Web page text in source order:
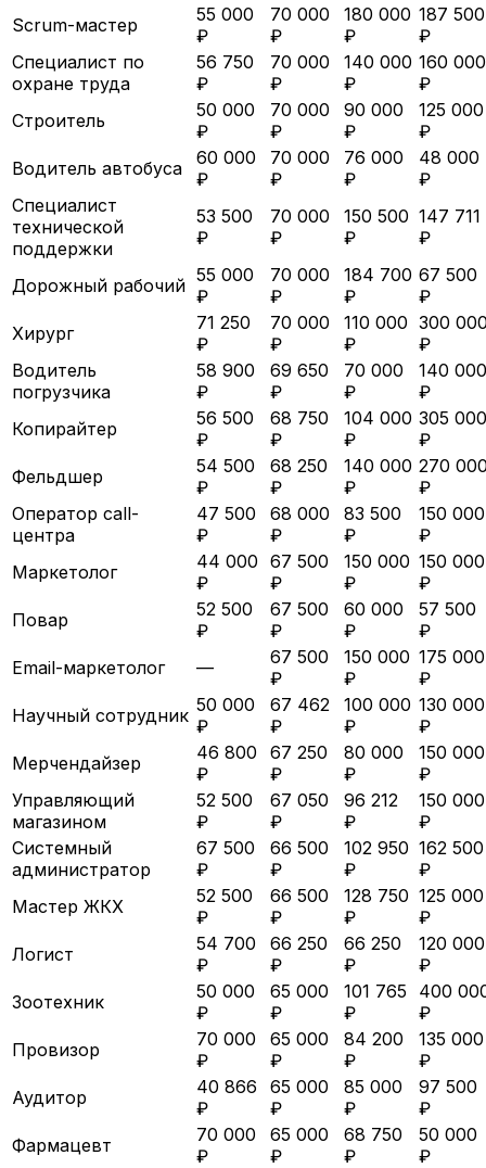
Scrum-мастер
55 000
₽
70 000
₽
180 000
₽
187 500
₽
Специалист по
охране труда
56 750
₽
70 000
₽
140 000
₽
160 000
₽
Строитель
50 000
₽
70 000
₽
90 000
₽
125 000
₽
Водитель автобуса
60 000
₽
70 000
₽
76 000
₽
48 000
₽
Специалист
технической
поддержки
53 500
₽
70 000
₽
150 500
₽
147 711
₽
Дорожный рабочий 55 000
₽
70 000
₽
184 700
₽
67 500
₽
Хирург
71 250
₽
70 000
₽
110 000
₽
300
₽
Водитель
погрузчика
58 900
₽
69 650
₽
70 000
₽
140 000
₽
Копирайтер
56 500
₽
68 750
₽
104 000
₽
305 000
₽
Фельдшер
54 500
₽
68 250
₽
140 000
₽
270
₽
Оператор call-
центра
47 500
₽
68 000
₽
83 500
₽
150 000
₽
Маркетолог
44 000
₽
67 500
₽
150 000
₽
150 000
₽
Повар
52 500
₽
67 500
₽
60 000
₽
57 500
₽
Email-маркетолог
—
67 500
₽
150 000
₽
175 000
₽
Научный сотрудник 50 000
₽
67 462
₽
100 000
₽
130 000
₽
Мерчендайзер
46 800
₽
67 250
₽
80 000
₽
150 000
₽
Управляющий
магазином
52 500
₽
67 050
₽
96 212
₽
150 000
₽
Системный
администратор
67 500
₽
66 500
₽
102 950
₽
162 500
₽
Мастер ЖКХ
52 500
₽
66 500
₽
128 750
₽
125 000
₽
Логист
54 700
₽
66 250
₽
66 250
₽
120 000
₽
Зоотехник
50 000
₽
65 000
₽
101 765
₽
400
₽
Провизор
70 000
₽
65 000
₽
84 200
₽
135 000
₽
Аудитор
40 866
₽
65 000
₽
85 000
₽
97 500
₽
Фармацевт
70 000
₽
65 000
₽
68 750
₽
50 000
₽